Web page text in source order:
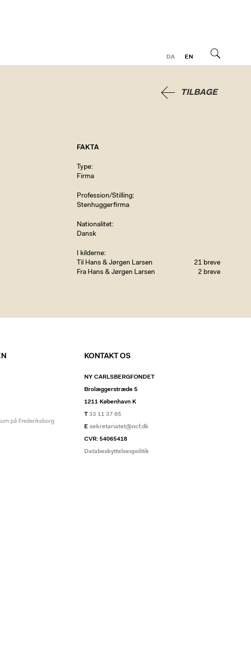
DA
EN
TILBAGE
FAKTA
Type
Firma
Profession/Stilling
Stenhuggerfirma
Nationalitet
Dansk
I kilderne
Til Hans & Jørgen Larsen
21 breve
Fra Hans & Jørgen Larsen
2 breve
på Frederiksborg
KONTAKT OS
NY CARLSBERGFONDET
Brolæggerstræde 5
1211 København K
T33 11 37 65
E sekretariatet@ncf.dk
CVR: 54065418
Databeskyttelsespolitik